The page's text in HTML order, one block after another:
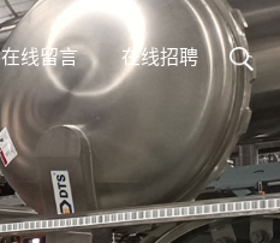
在线留言 在线招聘